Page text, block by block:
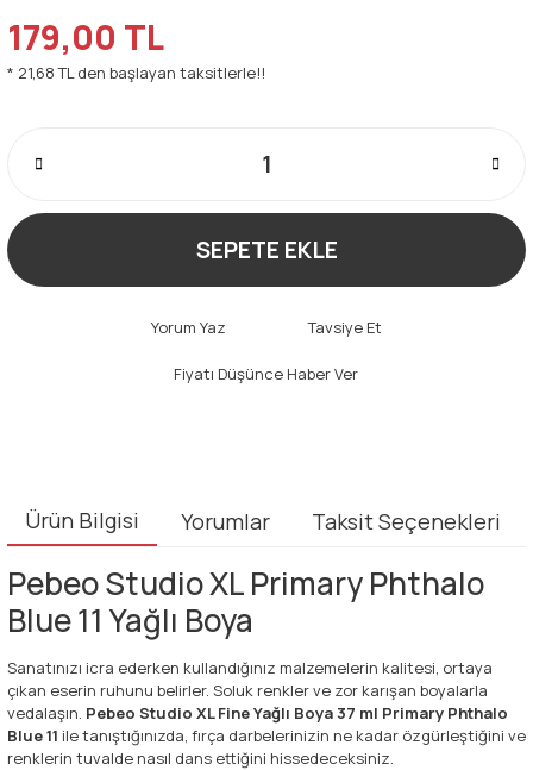
179,00 TL
* 21,68 TL den başlayan taksitlerle!!
SEPETE EKLE
Yorum Yaz Tavsiye Et
Fiyatı Düşünce Haber Ver
Ürün Bilgisi Yorumlar Taksit Seçenekleri
Pebeo Studio XL Primary Phthalo
Blue 11 Yağlı Boya
Sanatınızı icra ederken kullandığınız malzemelerin kalitesi, ortaya
çıkan eserin ruhunu belirler. Soluk renkler ve zor karışan boyalarla
vedalaşın. Pebeo Studio XL Fine Yağlı Boya 37 ml Primary Phthalo
Blue 11 ile tanıştığınızda, fırça darbelerinizin ne kadar özgürleştiğini ve
renklerin tuvalde nasıl dans ettiğini hissedeceksiniz.